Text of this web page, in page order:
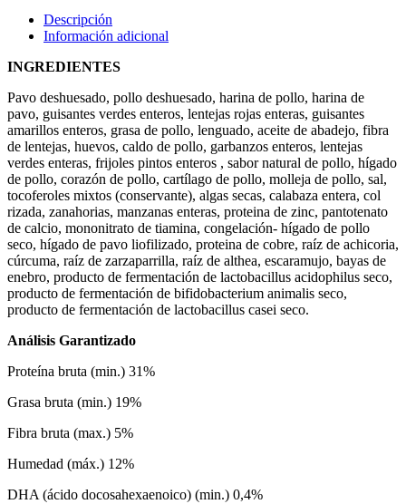
Descripción
Información adicional
INGREDIENTES
Pavo deshuesado, pollo deshuesado, harina de pollo, harina de
pavo, guisantes verdes enteros, lentejas rojas enteras, guisantes
amarillos enteros, grasa de pollo, lenguado, aceite de abadejo, fibra
de lentejas, huevos, caldo de pollo, garbanzos enteros, lentejas
verdes enteras, frijoles pintos enteros , sabor natural de pollo, hígado
de pollo, corazón de pollo, cartílago de pollo, molleja de pollo, sal,
tocoferoles mixtos (conservante), algas secas, calabaza entera, col
rizada, zanahorias, manzanas enteras, proteina de zinc, pantotenato
de calcio, mononitrato de tiamina, congelación- hígado de pollo
seco, hígado de pavo liofilizado, proteina de cobre, raíz de achicoria,
cúrcuma, raíz de zarzaparrilla, raíz de althea, escaramujo, bayas de
enebro, producto de fermentación de lactobacillus acidophilus seco,
producto de fermentación de bifidobacterium animalis seco,
producto de fermentación de lactobacillus casei seco.
Análisis Garantizado
Proteína bruta (min.) 31%
Grasa bruta (min.) 19%
Fibra bruta (max.) 5%
Humedad (máx.) 12%
DHA (ácido docosahexaenoico) (min.) 0,4%